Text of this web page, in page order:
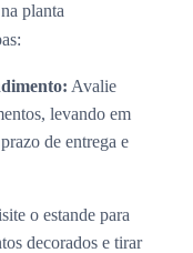
planta
Avalie
levando em
de entrega e
o estande para
decorados e tirar